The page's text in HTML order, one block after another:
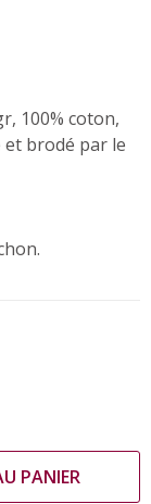
100% coton,
et brodé par le
PANIER